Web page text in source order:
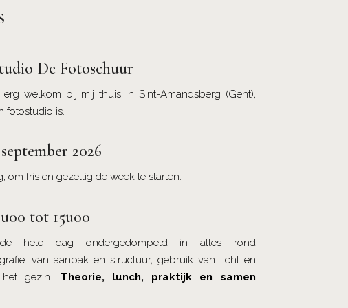
De Fotoschuur
welkom bij mij thuis in Sint-Amandsberg (Gent),
fotostudio is.
2026
om fris en gezellig de week te starten.
tot 15u00
hele dag ondergedompeld in alles rond
van aanpak en structuur, gebruik van licht en
gezin. Theorie, lunch, praktijk en samen